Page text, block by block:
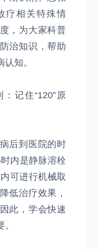
疗相关特殊情
，为大家科普
治知识，帮助
知。
记住“120”原
后到医院的时
内是静脉溶栓
可进行机械取
低治疗效果，
此，学会快速